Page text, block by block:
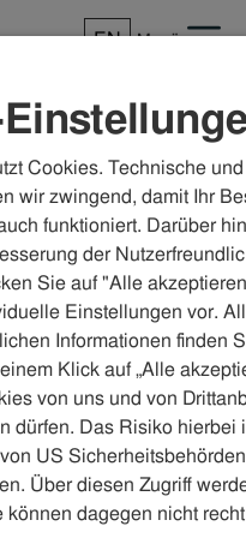
EN Menü
Themenwelten
Upcycling erklärt & Ideen
Aus
Cookies. Technische
wir zwingend, damit Ihr
funktioniert. Darüber
der
Sie auf "Alle
Einstellungen vor.
Informationen finden
Klick auf „Alle
von uns und von
dürfen. Das Risiko hierbei
US
Über diesen Zugriff
können dagegen nicht